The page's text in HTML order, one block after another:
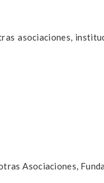
asociaciones,
Asociaciones,